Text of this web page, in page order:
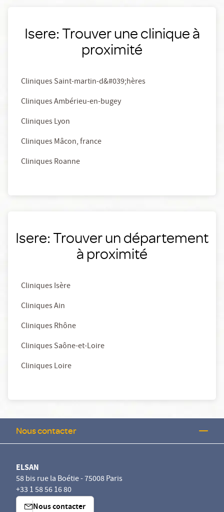
Isere: Trouver une clinique à
proximité
Cliniques Saint-martin-d&#039;hères
Cliniques Ambérieu-en-bugey
Cliniques Lyon
Cliniques Mâcon, france
Cliniques Roanne
Isere: Trouver un département
à proximité
Cliniques Isère
Cliniques Ain
Cliniques Rhône
Cliniques Saône-et-Loire
Cliniques Loire
Nous contacter
ELSAN
58 bis rue la Boétie - 75008 Paris
+33 1 58 56 16 80
Nous contacter